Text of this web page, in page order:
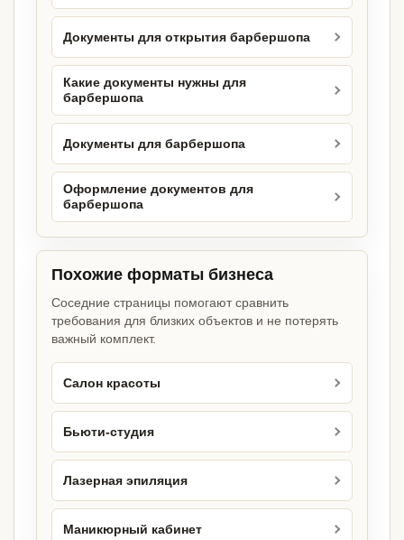
Документы для открытия барбершопа
Какие документы нужны для
барбершопа
Документы для барбершопа
Оформление документов для
барбершопа
Похожие форматы бизнеса
Соседние страницы помогают сравнить
требования для близких объектов и не потерять
важный комплект.
Салон красоты
Бьюти-студия
Лазерная эпиляция
Маникюрный кабинет